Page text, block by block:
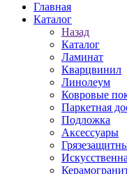
Главная
Каталог
Назад
Каталог
Ламинат
Кварцвинил
Линолеум
Ковровые
Паркетная
Подложка
Аксессуары